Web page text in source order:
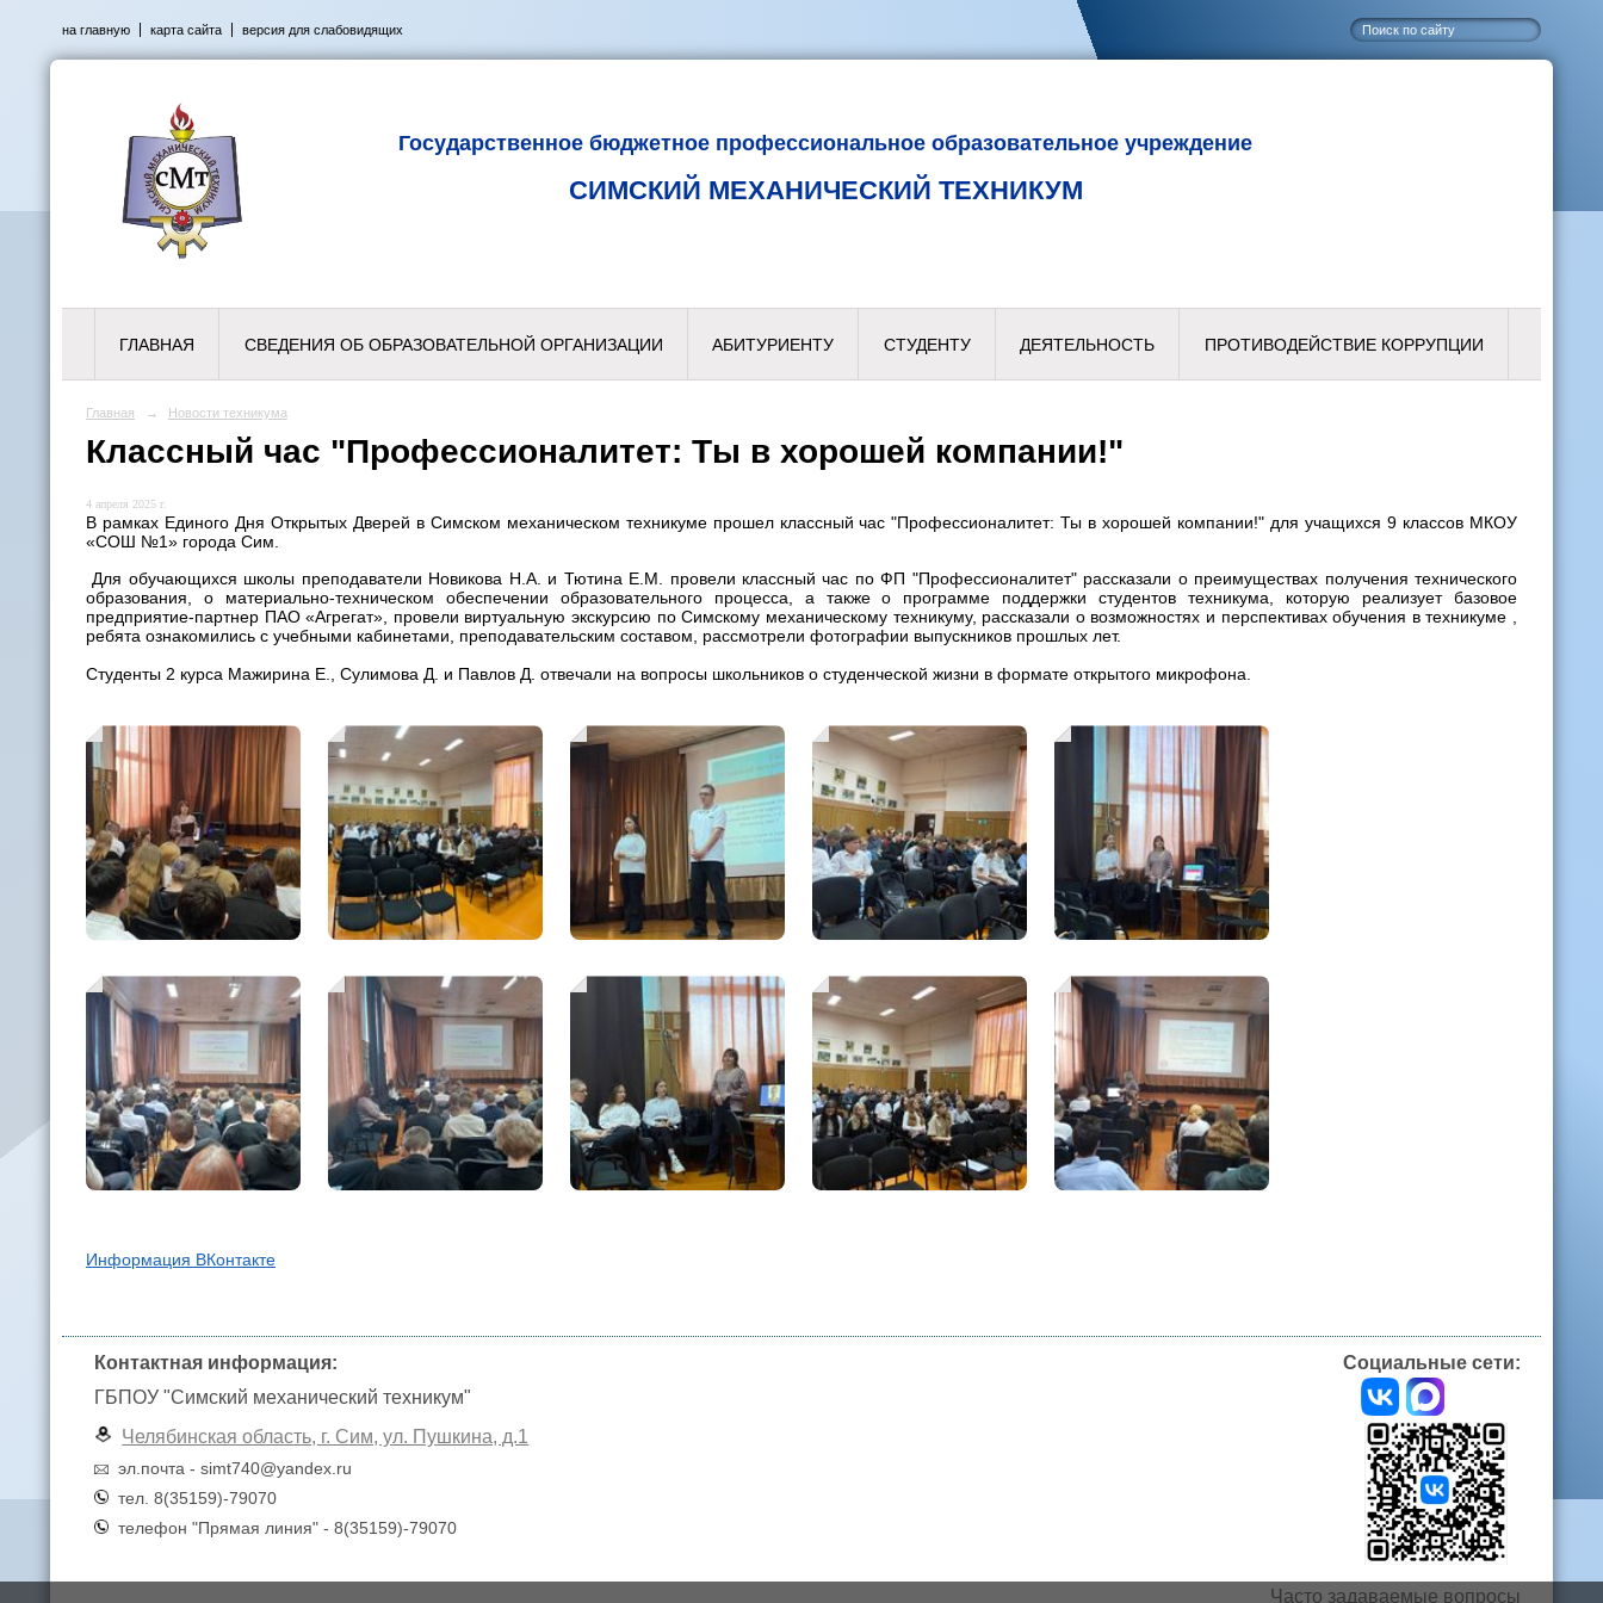
на главную карта сайта версия для слабовидящих
Государственное бюджетное профессиональное образовательное учреждение
СИМСКИЙ МЕХАНИЧЕСКИЙ ТЕХНИКУМ
ГЛАВНАЯ СВЕДЕНИЯ ОБ ОБРАЗОВАТЕЛЬНОЙ ОРГАНИЗАЦИИ АБИТУРИЕНТУ СТУДЕНТУ ДЕЯТЕЛЬНОСТЬ ПРОТИВОДЕЙСТВИЕ КОРРУПЦИИ
Главная → Новости техникума
Классный час "Профессионалитет: Ты в хорошей компании!"
4 апреля 2025 г.
В рамках Единого Дня Открытых Дверей в Симском механическом техникуме прошел классный час "Профессионалитет: Ты в хорошей компании!" для учащихся 9 классов МКОУ
«СОШ №1» города Сим.
Для обучающихся школы преподаватели Новикова Н.А. и Тютина Е.М. провели классный час по ФП "Профессионалитет" рассказали о преимуществах получения технического
образования, о материально-техническом обеспечении образовательного процесса, а также о программе поддержки студентов техникума, которую реализует базовое
предприятие-партнер ПАО «Агрегат», провели виртуальную экскурсию по Симскому механическому техникуму, рассказали о возможностях и перспективах обучения в техникуме ,
ребята ознакомились с учебными кабинетами, преподавательским составом, рассмотрели фотографии выпускников прошлых лет.
Студенты 2 курса Мажирина Е., Сулимова Д. и Павлов Д. отвечали на вопросы школьников о студенческой жизни в формате открытого микрофона.
Информация ВКонтакте
Контактная информация:
Социальные сети:
ГБПОУ "Симский механический техникум"
Челябинская область, г. Сим, ул. Пушкина, д.1
эл.почта - simt740@yandex.ru
тел. 8(35159)-79070
телефон "Прямая линия" - 8(35159)-79070
Часто задаваемые вопросы